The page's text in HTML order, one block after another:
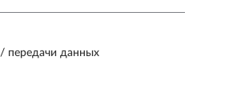
передачи данных